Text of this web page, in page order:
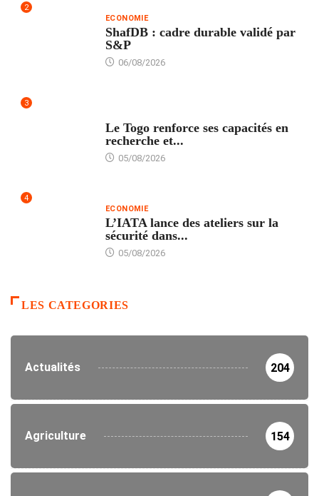
2
ECONOMIE
ShafDB : cadre durable validé par
S&P
06/08/2026
3
Le Togo renforce ses capacités en
recherche et...
05/08/2026
4
ECONOMIE
L’IATA lance des ateliers sur la
sécurité dans...
05/08/2026
LES CATEGORIES
Actualités 204
Agriculture 154